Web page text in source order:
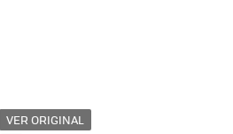
VER ORIGINAL